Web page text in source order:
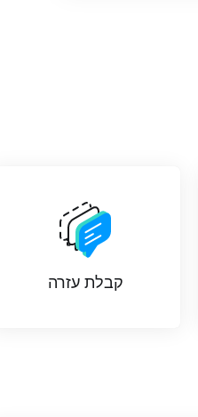
קבלת עזרה